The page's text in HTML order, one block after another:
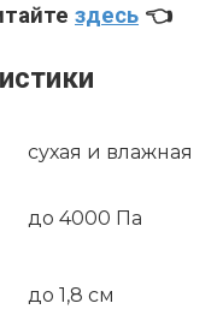
здесь 👈
сухая и влажная
до 4000 Па
до 1,8 см